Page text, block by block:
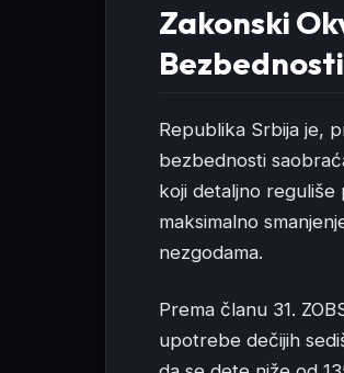
Zakonski
Republika Srbija je,
bezbednosti
koji detaljno reguliše
maksimalno
nezgodama.
Prema članu 31.
upotrebe dečijih